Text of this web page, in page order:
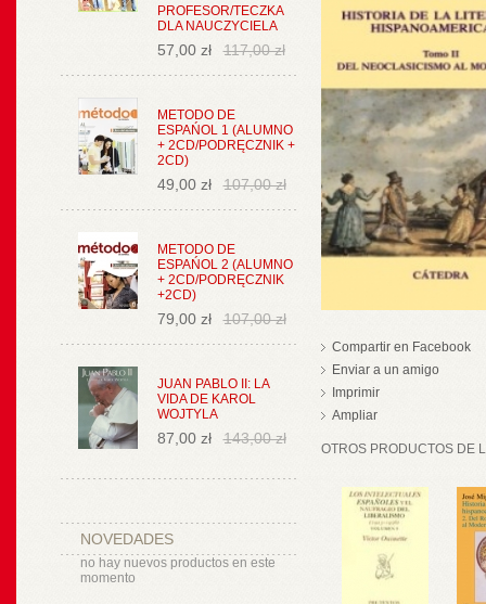
PROFESOR/TECZKA
DLA NAUCZYCIELA
57,00 zł 117,00 zł
METODO DE
ESPAŃOL 1 (ALUMNO
+ 2CD/PODRĘCZNIK +
2CD)
49,00 zł 107,00 zł
METODO DE
ESPAŃOL 2 (ALUMNO
+ 2CD/PODRĘCZNIK
+2CD)
79,00 zł 107,00 zł
JUAN PABLO II: LA
VIDA DE KAROL
WOJTYLA
87,00 zł 143,00 zł
NOVEDADES
no hay nuevos productos en este
momento
Compartir en Facebook
Enviar a un amigo
Imprimir
Ampliar
OTROS PRODUCTOS DE